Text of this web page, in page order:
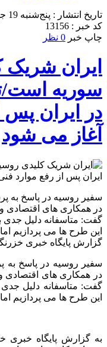
تاریخ انتشار : پنج‌شنبه 19 جولای 2018 - 13:13
کد خبر : 13156
چاپ خبر 0 نظر
ایران شریک
سوریه است/
در ایران پس
آغاز می شود
سفیر روسیه در پاسخ به
در همکاری های اقتصادی
گفت: متاسفانه دلیل جدی
این طرح ها می پردازیم
گزارش پایگاه خبری
سفیر روسیه در پاسخ به
در همکاری های اقتصادی
گفت: متاسفانه دلیل
این طرح ها می پردازیم
به گزارش پایگاه خبری